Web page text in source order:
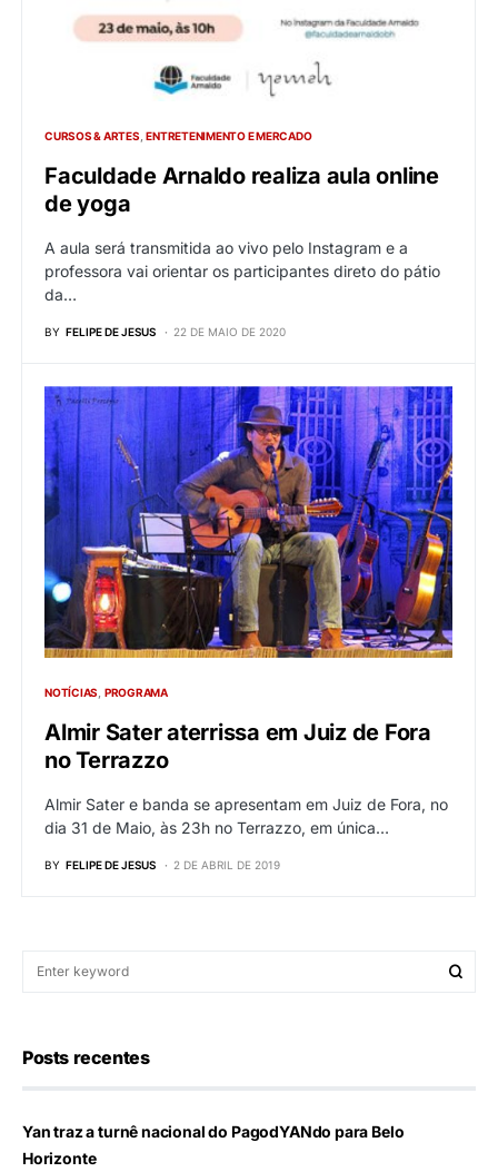
CURSOS & ARTES ENTRETENIMENTO E MERCADO
Faculdade Arnaldo realiza aula online
de yoga
A aula será transmitida ao vivo pelo Instagram e a
professora vai orientar os participantes direto do pátio
da…
BY FELIPE DE JESUS 22 DE MAIO DE 2020
NOTÍCIAS PROGRAMA
Almir Sater aterrissa em Juiz de Fora
no Terrazzo
Almir Sater e banda se apresentam em Juiz de Fora, no
dia 31 de Maio, às 23h no Terrazzo, em única…
BY FELIPE DE JESUS 2 DE ABRIL DE 2019
Posts recentes
Yan traz a turnê nacional do PagodYANdo para Belo
Horizonte